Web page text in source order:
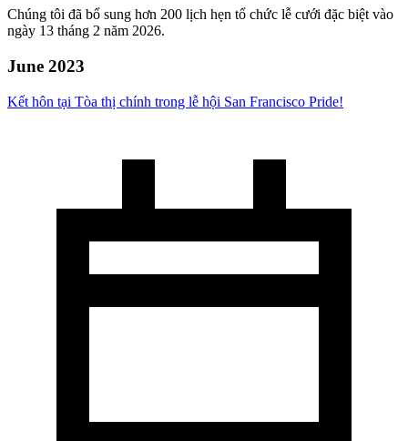
Chúng tôi đã bổ sung hơn 200 lịch hẹn tổ chức lễ cưới đặc biệt vào
ngày 13 tháng 2 năm 2026.
June 2023
Kết hôn tại Tòa thị chính trong lễ hội San Francisco Pride!